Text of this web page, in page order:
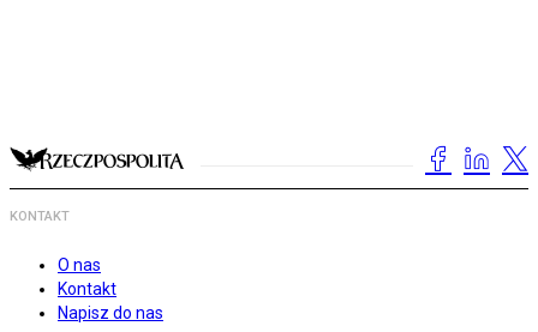
KONTAKT
O nas
Kontakt
Napisz do nas